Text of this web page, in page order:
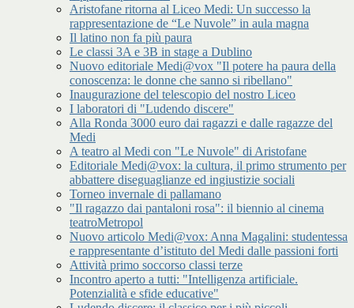
Aristofane ritorna al Liceo Medi: Un successo la
rappresentazione de “Le Nuvole” in aula magna
Il latino non fa più paura
Le classi 3A e 3B in stage a Dublino
Nuovo editoriale Medi@vox "Il potere ha paura della
conoscenza: le donne che sanno si ribellano"
Inaugurazione del telescopio del nostro Liceo
I laboratori di "Ludendo discere"
Alla Ronda 3000 euro dai ragazzi e dalle ragazze del
Medi
A teatro al Medi con "Le Nuvole" di Aristofane
Editoriale Medi@vox: la cultura, il primo strumento per
abbattere diseguaglianze ed ingiustizie sociali
Torneo invernale di pallamano
"Il ragazzo dai pantaloni rosa": il biennio al cinema
teatroMetropol
Nuovo articolo Medi@vox: Anna Magalini: studentessa
e rappresentante d’istituto del Medi dalle passioni forti
Attività primo soccorso classi terze
Incontro aperto a tutti: "Intelligenza artificiale.
Potenzialità e sfide educative"